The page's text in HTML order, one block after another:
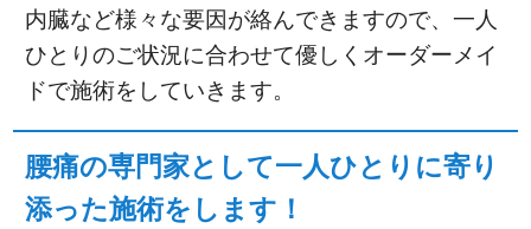
内臓など様々な要因が絡んできますので、一人
ひとりのご状況に合わせて優しくオーダーメイ
ドで施術をしていきます。
腰痛の専門家として一人ひとりに寄り
添った施術をします！